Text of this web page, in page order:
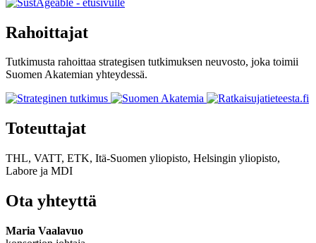
Rahoittajat
Tutkimusta rahoittaa strategisen tutkimuksen neuvosto, joka toimii
Suomen Akatemian yhteydessä.
Toteuttajat
THL, VATT, ETK, Itä-Suomen yliopisto, Helsingin yliopisto,
Labore ja MDI
Ota yhteyttä
Maria Vaalavuo